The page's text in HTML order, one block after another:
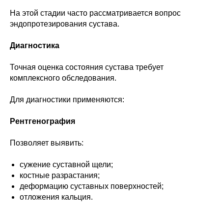
На этой стадии часто рассматривается вопрос
эндопротезирования сустава.
Диагностика
Точная оценка состояния сустава требует
комплексного обследования.
Для диагностики применяются:
Рентгенография
Позволяет выявить:
сужение суставной щели;
костные разрастания;
деформацию суставных поверхностей;
отложения кальция.